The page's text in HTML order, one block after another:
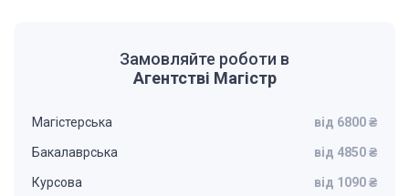
Замовляйте роботи в
Агентстві Магістр
Магістерська від 6800 ₴
Бакалаврська від 4850 ₴
Курсова від 1090 ₴